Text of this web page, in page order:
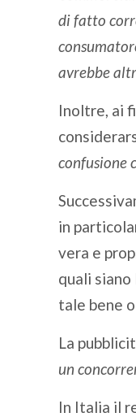
di fatto
avrebbe
Inoltre, ai
confusione
in
vera e
quali
tale bene
La
un
In Italia il